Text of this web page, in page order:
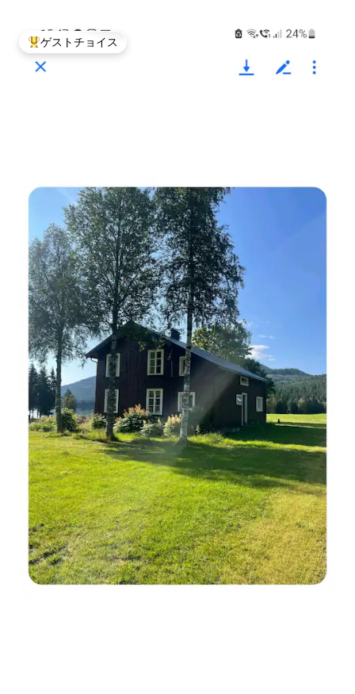
大好評のゲストチョイスです。
ゲストチョイス